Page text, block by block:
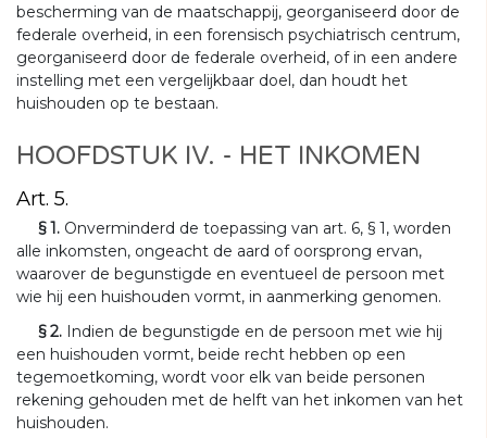
bescherming van de maatschappij, georganiseerd door de
federale overheid, in een forensisch psychiatrisch centrum,
georganiseerd door de federale overheid, of in een andere
instelling met een vergelijkbaar doel, dan houdt het
huishouden op te bestaan.
HOOFDSTUK IV. - HET INKOMEN
Art. 5.
§ 1. Onverminderd de toepassing van art. 6, § 1, worden
alle inkomsten, ongeacht de aard of oorsprong ervan,
waarover de begunstigde en eventueel de persoon met
wie hij een huishouden vormt, in aanmerking genomen.
§ 2. Indien de begunstigde en de persoon met wie hij
een huishouden vormt, beide recht hebben op een
tegemoetkoming, wordt voor elk van beide personen
rekening gehouden met de helft van het inkomen van het
huishouden.